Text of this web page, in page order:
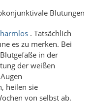
harmlos . Tatsächlich
es zu merken. Bei
in der
der weißen
heilen sie
von selbst ab.